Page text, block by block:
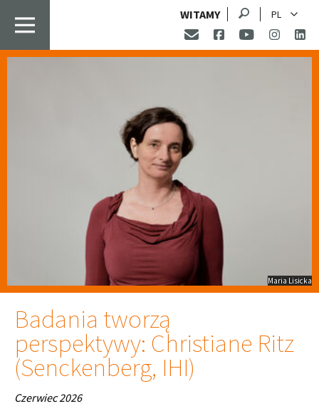
WITAMY Szukaj
PL
Maria Lisicka
Badania tworzą
perspektywy: Christiane Ritz
(Senckenberg, IHI)
Czerwiec 2026